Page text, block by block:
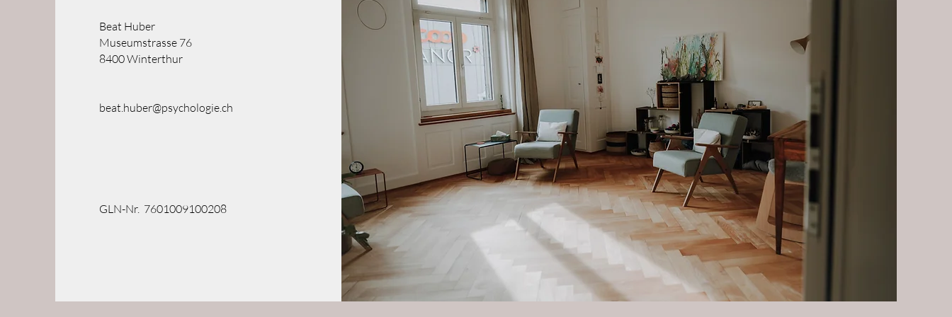
Beat Huber
Museumstrasse 76
8400 Winterthur
beat.huber@psychologie.ch
GLN-Nr. 7601009100208